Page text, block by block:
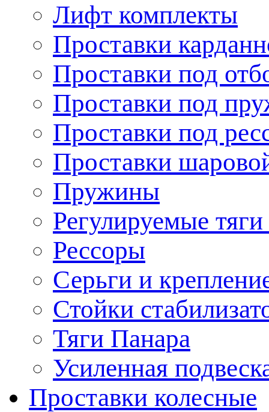
Лифт комплекты
Проставки
Проставки под
Проставки под
Проставки под
Проставки
Пружины
Регулируемые
Рессоры
Серьги и
Стойки
Тяги Панара
Усиленная
Проставки колесные